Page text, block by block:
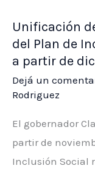
combustibles:
cómo
quedaron
los
precios
en
San
Luis
Unificación
del Plan de
a partir de
Dejá un
Rodriguez
El gobernador
partir de
Inclusión Social